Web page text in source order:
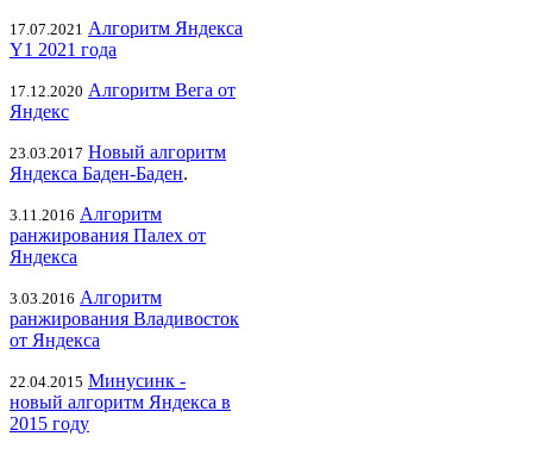
17.07.2021 Алгоритм Яндекса
Y1 2021 года
17.12.2020 Алгоритм Вега от
Яндекс
23.03.2017 Новый алгоритм
Яндекса Баден-Баден.
3.11.2016 Алгоритм
ранжирования Палех от
Яндекса
3.03.2016 Алгоритм
ранжирования Владивосток
от Яндекса
22.04.2015 Минусинк -
новый алгоритм Яндекса в
2015 году